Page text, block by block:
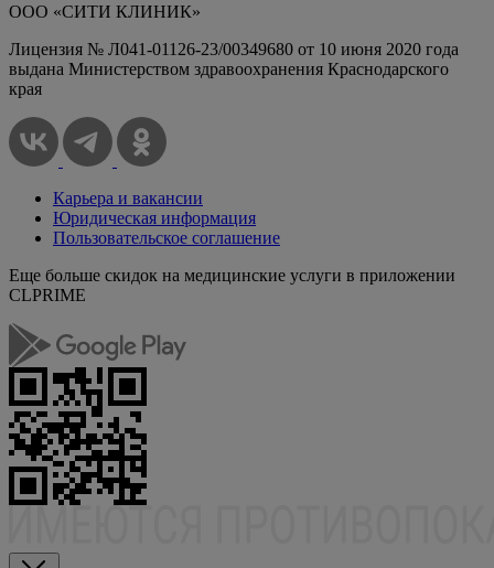
ООО «СИТИ КЛИНИК»
Лицензия № Л041-01126-23/00349680 от 10 июня 2020 года
выдана Министерством здравоохранения Краснодарского
края
Карьера и вакансии
Юридическая информация
Пользовательское соглашение
Еще больше скидок на медицинские услуги в приложении
CLPRIME